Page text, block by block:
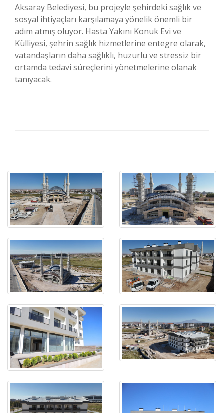
Aksaray Belediyesi, bu projeyle şehirdeki sağlık ve
sosyal ihtiyaçları karşılamaya yönelik önemli bir
adım atmış oluyor. Hasta Yakını Konuk Evi ve
Külliyesi, şehrin sağlık hizmetlerine entegre olarak,
vatandaşların daha sağlıklı, huzurlu ve stressiz bir
ortamda tedavi süreçlerini yönetmelerine olanak
tanıyacak.